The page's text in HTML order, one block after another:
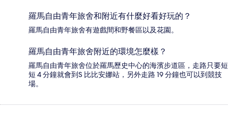
羅馬自由青年旅舍和附近有什麼好看好玩的？
羅馬自由青年旅舍有遊戲間和野餐區以及花園。
羅馬自由青年旅舍附近的環境怎麼樣？
羅馬自由青年旅舍位於羅馬歷史中心的海濱步道區，走路只要短
短 4 分鐘就會到S 比比安娜站，另外走路 19 分鐘也可以到競技
場。